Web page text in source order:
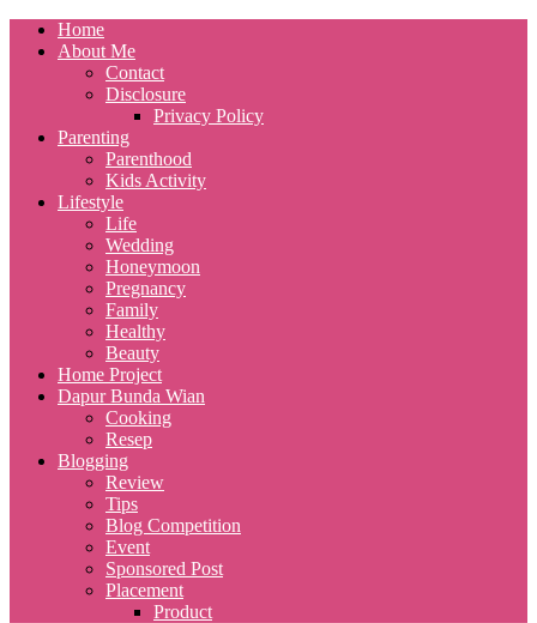
Home
About Me
Contact
Disclosure
Privacy Policy
Parenting
Parenthood
Kids Activity
Lifestyle
Life
Wedding
Honeymoon
Pregnancy
Family
Healthy
Beauty
Home Project
Dapur Bunda Wian
Cooking
Resep
Blogging
Review
Tips
Blog Competition
Event
Sponsored Post
Placement
Product